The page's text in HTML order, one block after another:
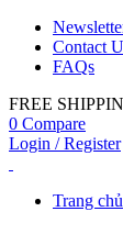
Contact
FAQs
FREE
0 Compare
Login / Register
Trang chủ